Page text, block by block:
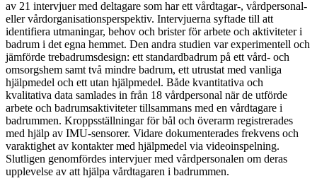
av 21 intervjuer med deltagare som har ett vårdtagar-, vårdpersonal-
eller vårdorganisationsperspektiv. Intervjuerna syftade till att
identifiera utmaningar, behov och brister för arbete och aktiviteter i
badrum i det egna hemmet. Den andra studien var experimentell och
jämförde trebadrumsdesign: ett standardbadrum på ett vård- och
omsorgshem samt två mindre badrum, ett utrustat med vanliga
hjälpmedel och ett utan hjälpmedel. Både kvantitativa och
kvalitativa data samlades in från 18 vårdpersonal när de utförde
arbete och badrumsaktiviteter tillsammans med en vårdtagare i
badrummen. Kroppsställningar för bål och överarm registrerades
med hjälp av IMU-sensorer. Vidare dokumenterades frekvens och
varaktighet av kontakter med hjälpmedel via videoinspelning.
Slutligen genomfördes intervjuer med vårdpersonalen om deras
upplevelse av att hjälpa vårdtagaren i badrummen.